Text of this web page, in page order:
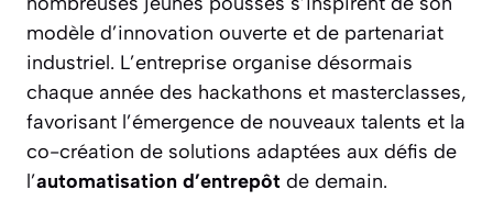
modèle d’innovation ouverte et de partenariat
industriel. L’entreprise organise désormais
chaque année des hackathons et masterclasses,
favorisant l’émergence de nouveaux talents et la
co-création de solutions adaptées aux défis de
l’automatisation d’entrepôt de demain.